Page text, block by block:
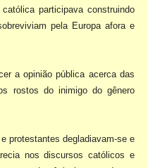
participava construindo
pela Europa aforae
a opinião pública acerca das
rostos do inimigo dogênero
protestantes degladiavam-se e
nos discursos católicos e